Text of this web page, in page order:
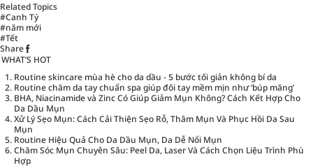
Related Topics
#Canh Tý
#năm mới
#Tết
Share
WHAT’S HOT
Routine skincare mùa hè cho da dầu - 5 bước tối giản không bí da
Routine chăm da tay chuẩn spa giúp đôi tay mềm mịn như ‘búp măng’
BHA, Niacinamide và Zinc Có Giúp Giảm Mụn Không? Cách Kết Hợp Cho
Da Dầu Mụn
Xử Lý Sẹo Mụn: Cách Cải Thiện Sẹo Rỗ, Thâm Mụn Và Phục Hồi Da Sau
Mụn
Routine Hiệu Quả Cho Da Dầu Mụn, Da Dễ Nổi Mụn
Chăm Sóc Mụn Chuyên Sâu: Peel Da, Laser Và Cách Chọn Liệu Trình Phù
Hợp